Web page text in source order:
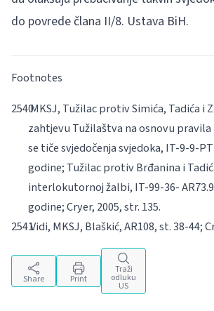
do povrede člana II/8. Ustava BiH.
Footnotes
MKSJ, Tužilac protiv Simića, Tadića i
zahtjevu Tužilaštva na osnovu pravila
se tiče svjedočenja svjedoka, IT-9-9-PT
godine; Tužilac protiv Brđanina i
interlokutornoj žalbi, IT-99-36- AR73.9
godine;Cryer, 2005, str. 135.
Vidi, MKSJ, Blaškić, AR108, st. 38-44;
Share Print
Traži
odluku
US